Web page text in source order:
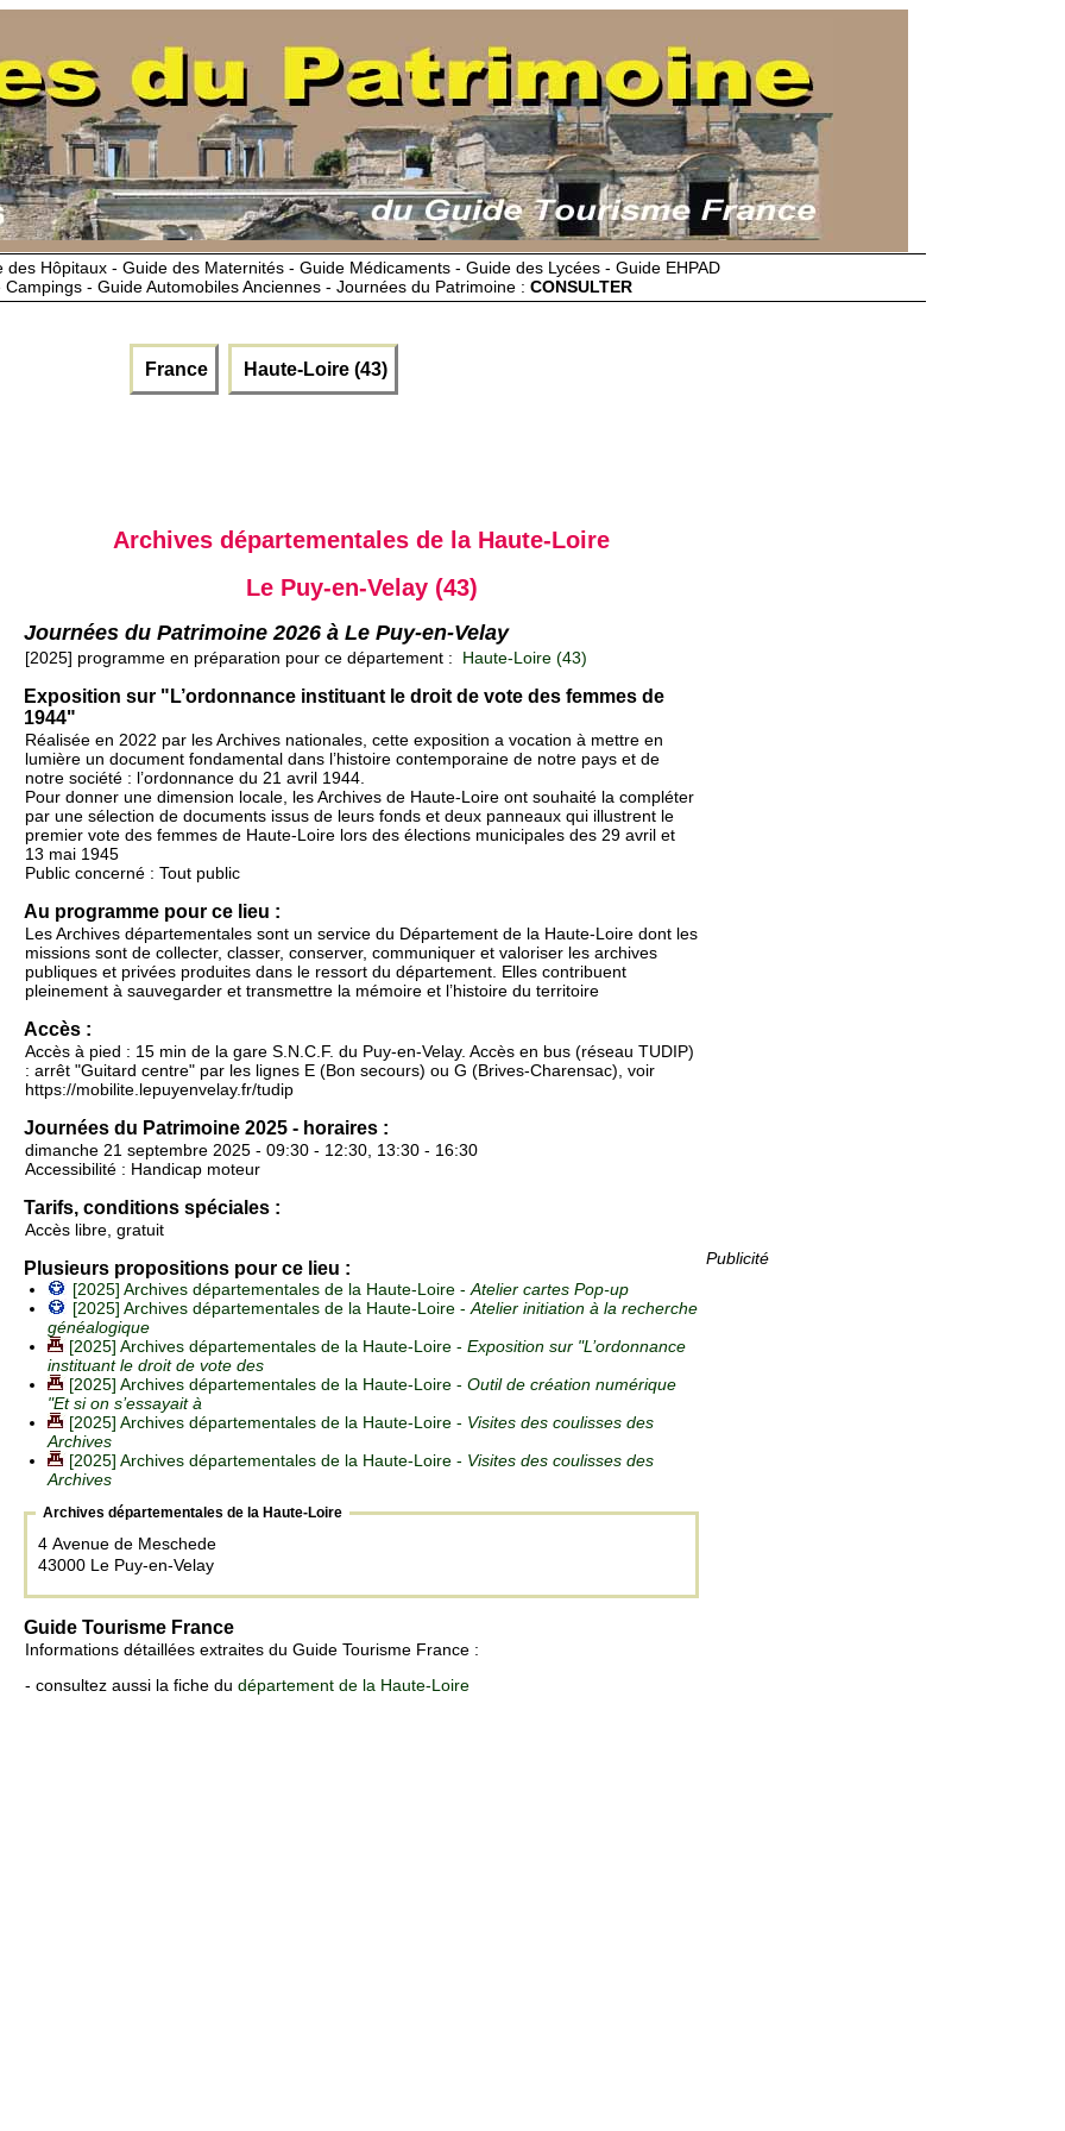
Hôpitaux - Guide des Maternités - Guide Médicaments - Guide des Lycées - Guide EHPAD
- Guide Automobiles Anciennes - Journées du Patrimoine : CONSULTER
France Haute-Loire (43)
Publicité
Archives départementales de la Haute-Loire
Le Puy-en-Velay (43)
Journées du Patrimoine 2026 à Le Puy-en-Velay
[2025] programme en préparation pour ce département : Haute-Loire (43)
Exposition sur "L’ordonnance instituant le droit de vote des femmes de
1944"
Réalisée en 2022 par les Archives nationales, cette exposition a vocation à mettre en
lumière un document fondamental dans l’histoire contemporaine de notre pays et de
notre société : l’ordonnance du 21 avril 1944.
Pour donner une dimension locale, les Archives de Haute-Loire ont souhaité la compléter
par une sélection de documents issus de leurs fonds et deux panneaux qui illustrent le
premier vote des femmes de Haute-Loire lors des élections municipales des 29 avril et
13 mai 1945
Public concerné : Tout public
Au programme pour ce lieu :
Les Archives départementales sont un service du Département de la Haute-Loire dont les
missions sont de collecter, classer, conserver, communiquer et valoriser les archives
publiques et privées produites dans le ressort du département. Elles contribuent
pleinement à sauvegarder et transmettre la mémoire et l’histoire du territoire
Accès :
Accès à pied : 15 min de la gare S.N.C.F. du Puy-en-Velay. Accès en bus (réseau TUDIP)
: arrêt "Guitard centre" par les lignes E (Bon secours) ou G (Brives-Charensac), voir
https://mobilite.lepuyenvelay.fr/tudip
Journées du Patrimoine 2025 - horaires :
dimanche 21 septembre 2025 - 09:30 - 12:30, 13:30 - 16:30
Accessibilité : Handicap moteur
Tarifs, conditions spéciales :
Accès libre, gratuit
Plusieurs propositions pour ce lieu :
[2025] Archives départementales de la Haute-Loire -Atelier cartes Pop-up
[2025] Archives départementales de la Haute-Loire -Atelier initiation à la recherche
généalogique
[2025] Archives départementales de la Haute-Loire - Exposition sur "L’ordonnance
instituant le droit de vote des
[2025] Archives départementales de la Haute-Loire - Outil de création numérique
"Et si on s’essayait à
[2025] Archives départementales de la Haute-Loire - Visites des coulisses des
Archives
[2025] Archives départementales de la Haute-Loire - Visites des coulisses des
Archives
Archives départementales de la Haute-Loire
4 Avenue de Meschede
43000 Le Puy-en-Velay
Guide Tourisme France
Informations détaillées extraites du Guide Tourisme France :
- consultez aussi la fiche du département de la Haute-Loire